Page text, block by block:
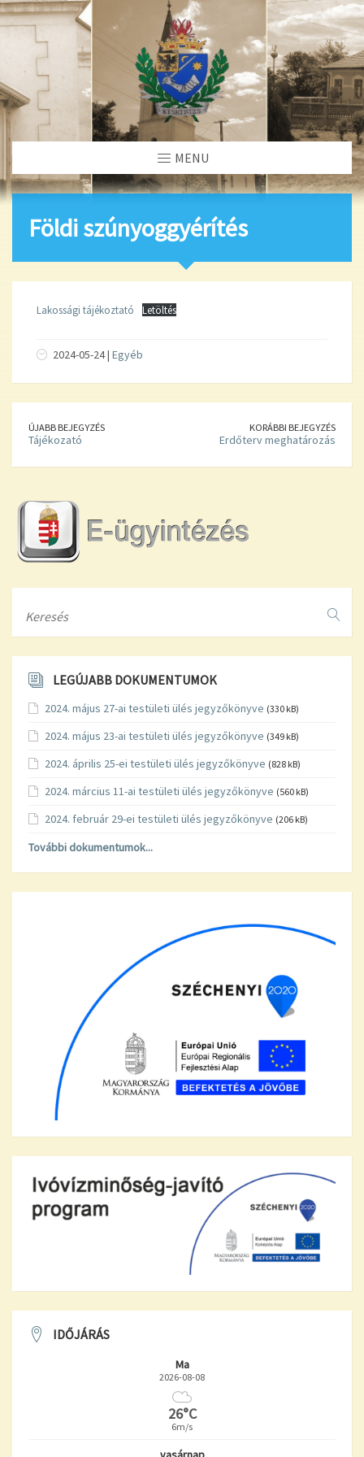
MENU
Földi szúnyoggyérítés
Lakossági tájékoztató Letöltés
2024-05-24 | Egyéb
ÚJABB BEJEGYZÉS
Tájékozató
KORÁBBI BEJEGYZÉS
Erdőterv meghatározás
LEGÚJABB DOKUMENTUMOK
2024. május 27-ai testületi ülés jegyzőkönyve (330 kB)
2024. május 23-ai testületi ülés jegyzőkönyve (349 kB)
2024. április 25-ei testületi ülés jegyzőkönyve (828 kB)
2024. március 11-ai testületi ülés jegyzőkönyve (560 kB)
2024. február 29-ei testületi ülés jegyzőkönyve (206 kB)
További dokumentumok...
IDŐJÁRÁS
Ma
2026-08-08
26°C
6m/s